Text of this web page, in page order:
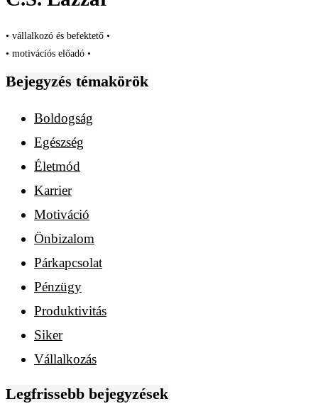
• vállalkozó és befektető •
• motivációs előadó •
Bejegyzés témakörök
Boldogság
Egészség
Életmód
Karrier
Motiváció
Önbizalom
Párkapcsolat
Pénzügy
Produktivitás
Siker
Vállalkozás
Legfrissebb bejegyzések